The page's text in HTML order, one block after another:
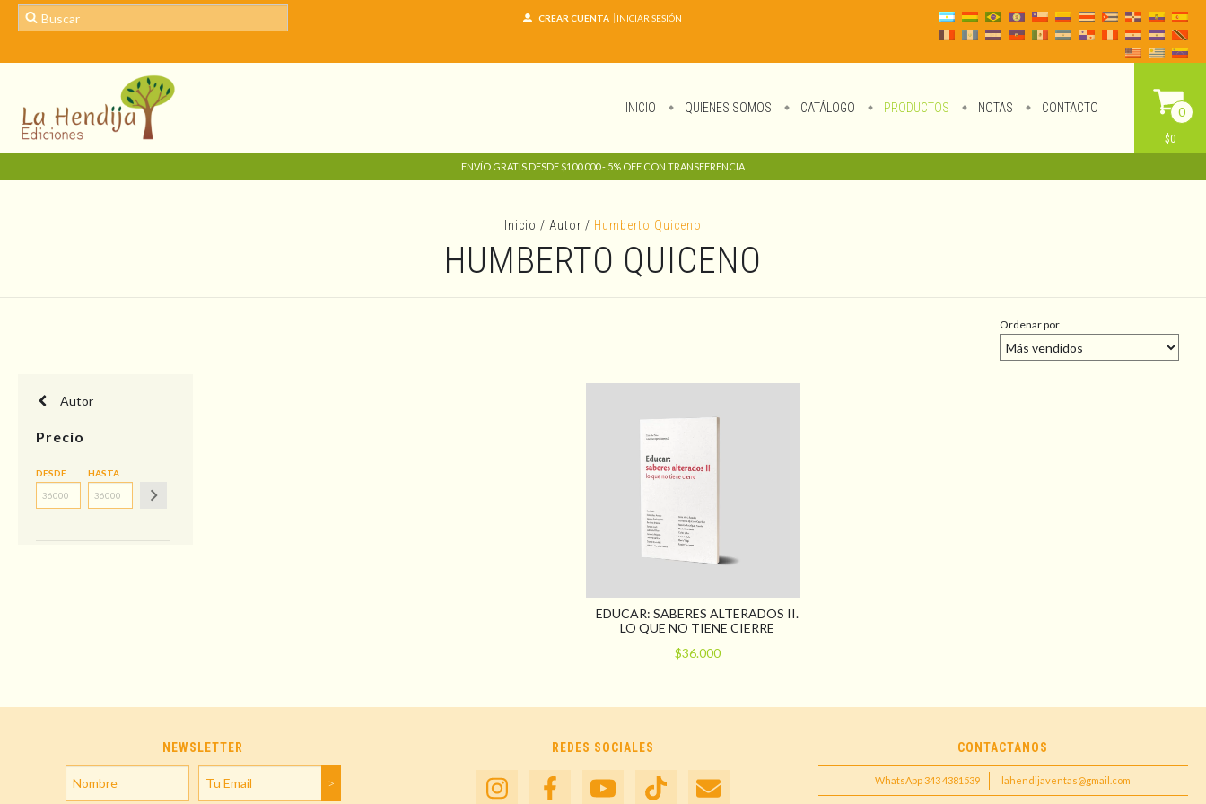
CREAR CUENTA INICIAR SESIÓN
INICIO QUIENES SOMOS CATÁLOGO PRODUCTOS NOTAS CONTACTO 0
$0
ENVÍO GRATIS DESDE $100.000 - 5% OFF CON TRANSFERENCIA
Inicio / Autor / Humberto Quiceno
HUMBERTO QUICENO
Ordenar por
Autor
Precio
DESDE HASTA
EDUCAR: SABERES ALTERADOS II.
LO QUE NO TIENE CIERRE
$36.000
NEWSLETTER REDES SOCIALES CONTACTANOS
WhatsApp 343 4381539 lahendijaventas@gmail.com